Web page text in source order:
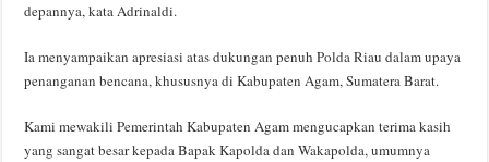
depannya, kata Adrinaldi.
Ia menyampaikan apresiasi atas dukungan penuh Polda Riau dalam upaya
penanganan bencana, khususnya di Kabupaten Agam, Sumatera Barat.
Kami mewakili Pemerintah Kabupaten Agam mengucapkan terima kasih
yang sangat besar kepada Bapak Kapolda dan Wakapolda, umumnya